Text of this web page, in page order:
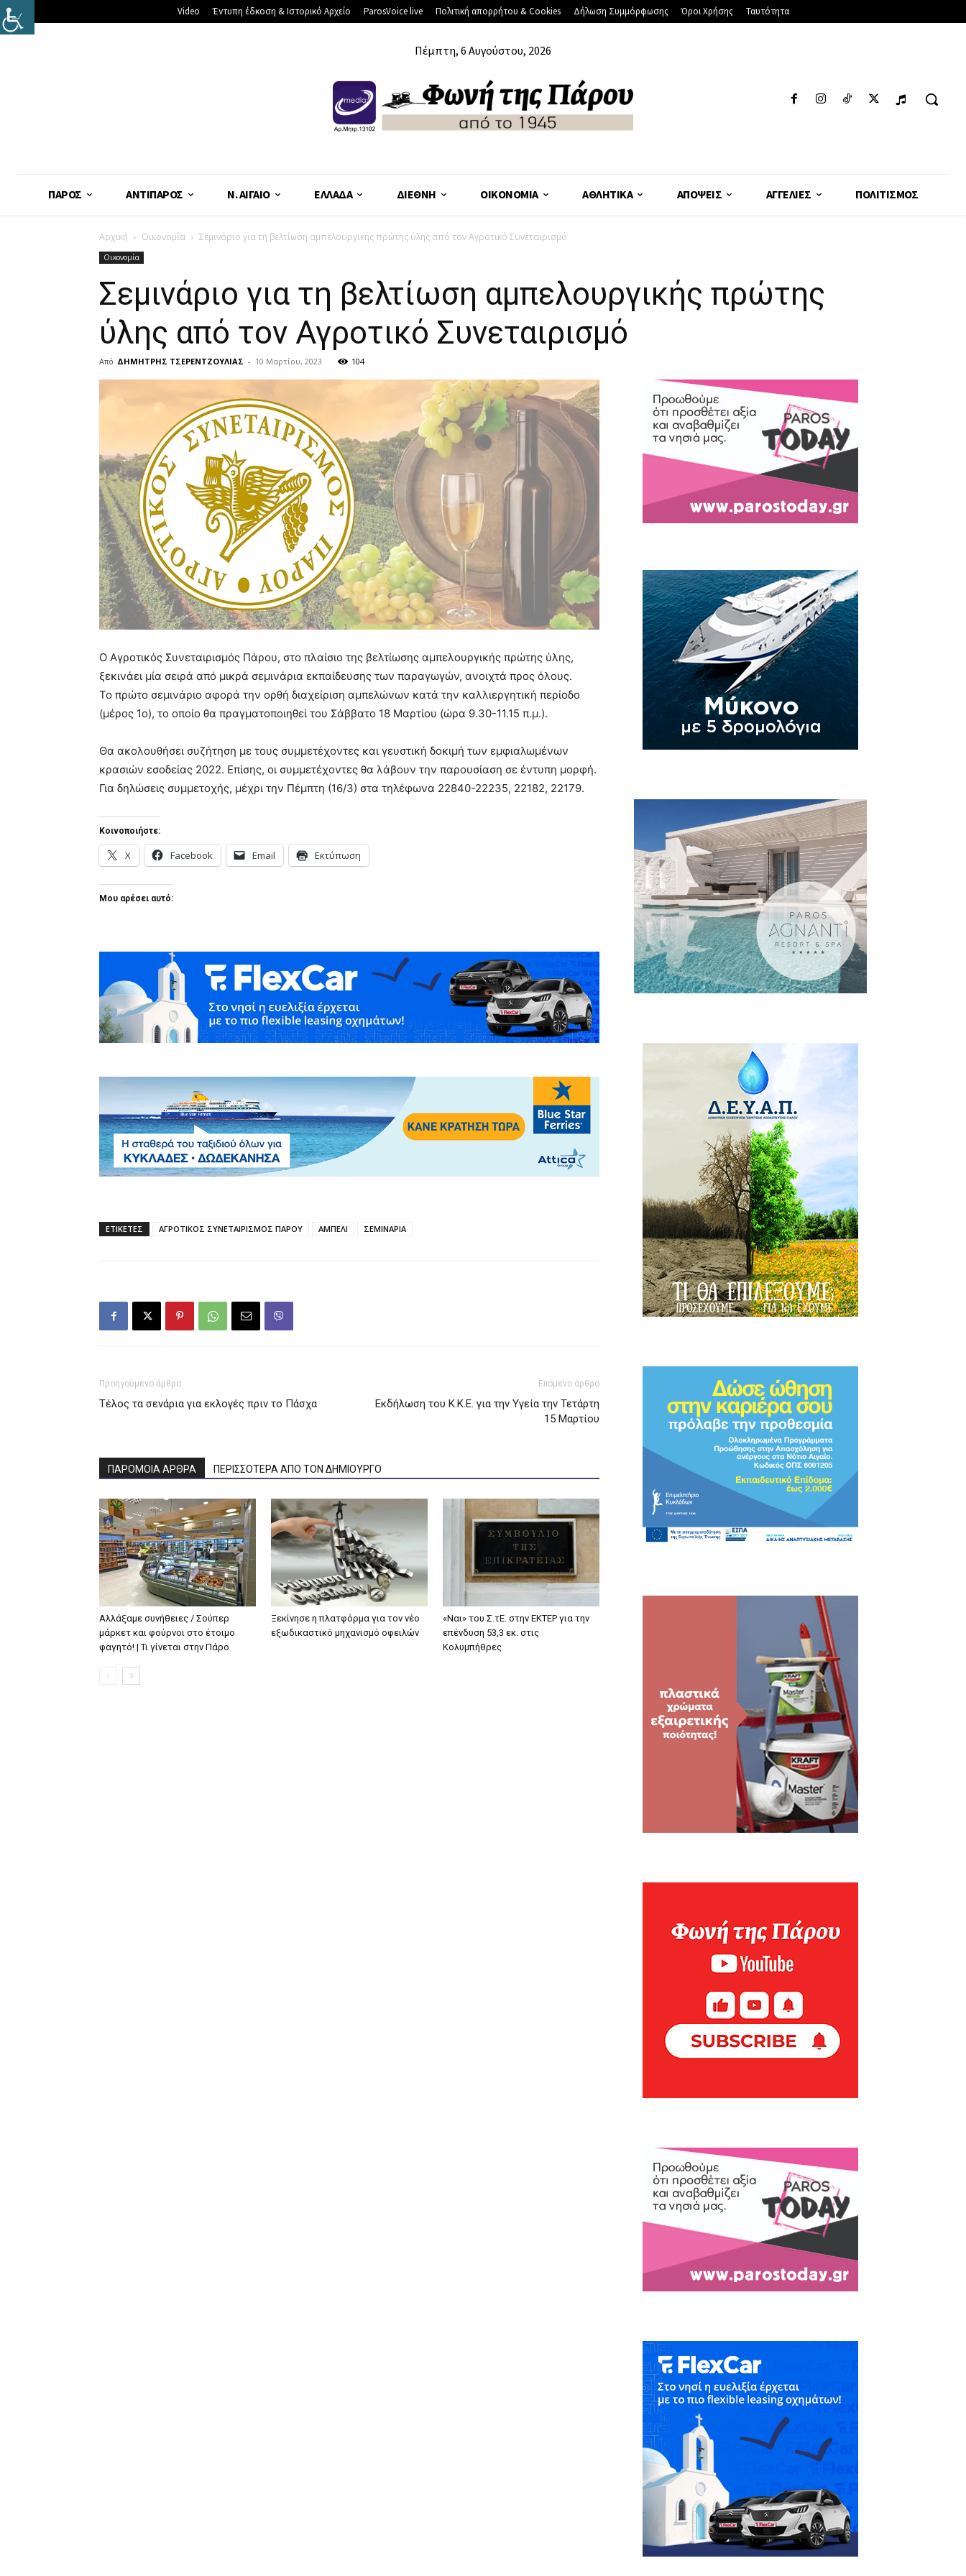
Video Έντυπη έδκοση & Ιστορικό Αρχείο ParosVoice live Πολιτική απορρήτου & Cookies Δήλωση Συμμόρφωσης Όροι Χρήσης Ταυτότητα
Πέμπτη, 6 Αυγούστου, 2026
ΠΆΡΟΣ ΑΝΤΊΠΑΡΟΣ Ν. ΑΙΓΑΊΟ ΕΛΛΆΔΑ ΔΙΕΘΝΉ ΟΙΚΟΝΟΜΊΑ ΑΘΛΗΤΙΚΆ ΑΠΌΨΕΙΣ ΑΓΓΕΛΊΕΣ ΠΟΛΙΤΙΣΜΌΣ
Αρχική Οικονομία Σεμινάριο για τη βελτίωση αμπελουργικής πρώτης ύλης από τον Αγροτικό Συνεταιρισμό
Οικονομία
Σεμινάριο για τη βελτίωση αμπελουργικής πρώτης
ύλης από τον Αγροτικό Συνεταιρισμό
Από ΔΗΜΗΤΡΗΣ ΤΣΕΡΕΝΤΖΟΥΛΙΑΣ - 10 Μαρτίου, 2023 104
Ο Αγροτικός Συνεταιρισμός Πάρου, στο πλαίσιο της βελτίωσης αμπελουργικής πρώτης ύλης,
ξεκινάει μία σειρά από μικρά σεμινάρια εκπαίδευσης των παραγωγών, ανοιχτά προς όλους.
Το πρώτο σεμινάριο αφορά την ορθή διαχείριση αμπελώνων κατά την καλλιεργητική περίοδο
(μέρος 1ο), το οποίο θα πραγματοποιηθεί του Σάββατο 18 Μαρτίου (ώρα 9.30-11.15 π.μ.).
Θα ακολουθήσει συζήτηση με τους συμμετέχοντες και γευστική δοκιμή των εμφιαλωμένων
κρασιών εσοδείας 2022. Επίσης, οι συμμετέχοντες θα λάβουν την παρουσίαση σε έντυπη μορφή.
Για δηλώσεις συμμετοχής, μέχρι την Πέμπτη (16/3) στα τηλέφωνα 22840-22235, 22182, 22179.
Κοινοποιήστε:
X Facebook Email Εκτύπωση
Μου αρέσει αυτό:
ΕΤΙΚΕΤΕΣ ΑΓΡΟΤΙΚΟΣ ΣΥΝΕΤΑΙΡΙΣΜΟΣ ΠΑΡΟΥ ΑΜΠΕΛΙ ΣΕΜΙΝΑΡΙΑ
Προηγούμενο άρθρο
Τέλος τα σενάρια για εκλογές πριν το Πάσχα
Επόμενο άρθρο
Εκδήλωση του Κ.Κ.Ε. για την Υγεία την Τετάρτη
15 Μαρτίου
ΠΑΡΟΜΟΙΑ ΑΡΘΡΑ ΠΕΡΙΣΣΟΤΕΡΑ ΑΠΟ ΤΟΝ ΔΗΜΙΟΥΡΓΟ
Αλλάξαμε συνήθειες / Σούπερ
μάρκετ και φούρνοι στο έτοιμο
φαγητό! | Τι γίνεται στην Πάρο
Ξεκίνησε η πλατφόρμα για τον νέο
εξωδικαστικό μηχανισμό οφειλών
«Ναι» του Σ.τΕ. στην ΕΚΤΕΡ για την
επένδυση 53,3 εκ. στις
Κολυμπήθρες